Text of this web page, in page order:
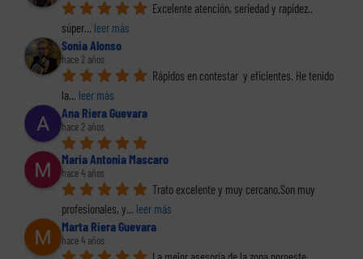
Excelente atención, seriedad y rapidez..
súper... leer más
Sonia Alonso
hace 2 años
Rápidos en contestar  y eficientes. He tenido
la... leer más
Ana Riera Guevara
hace 2 años
Maria Antonia Mascaro
hace 4 años
Trato excelente y muy cercano.Son muy
profesionales, y... leer más
Marta Riera Guevara
hace 4 años